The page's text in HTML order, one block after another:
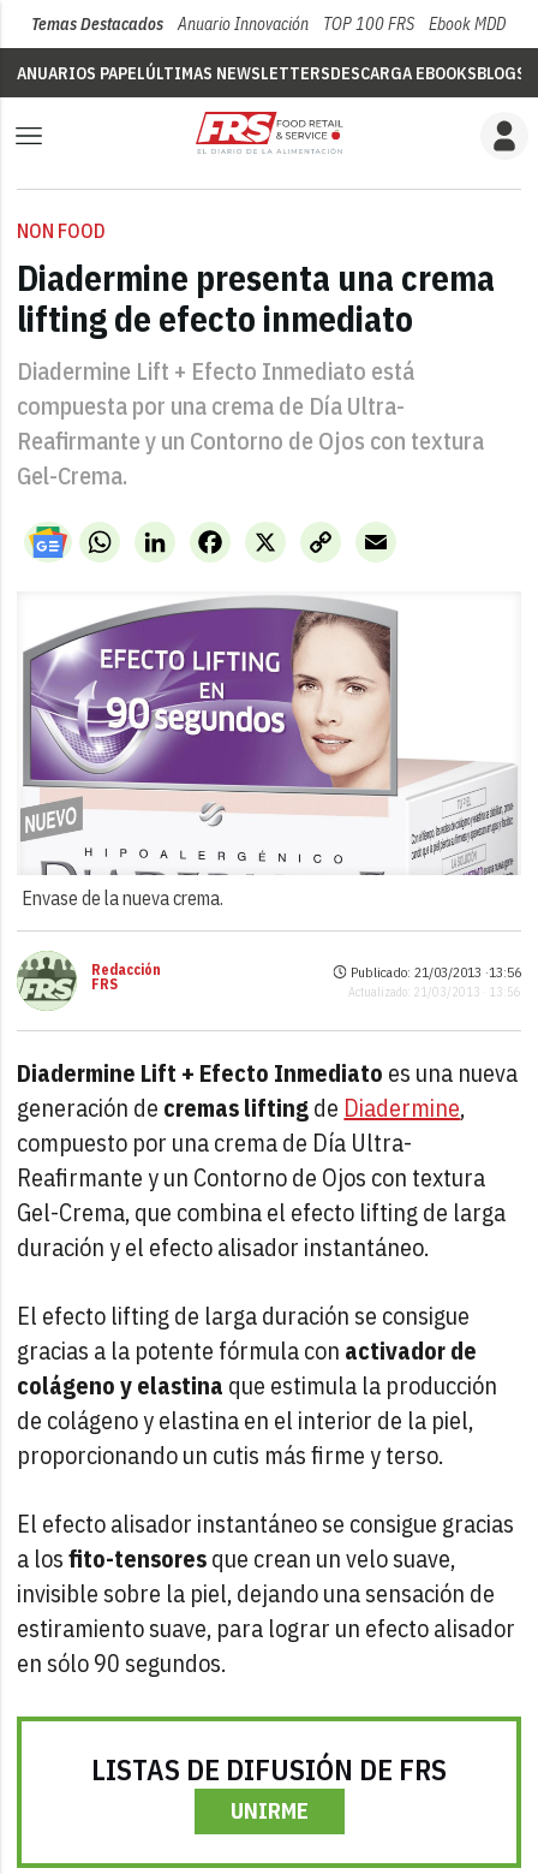
Temas Destacados Anuario Innovación TOP 100 FRS Ebook MDD
ANUARIOS PAPELÚLTIMAS NEWSLETTERSDESCARGA EBOOKSBLOGS
NON FOOD
Diadermine presenta una crema
lifting de efecto inmediato
Diadermine Lift + Efecto Inmediato está
compuesta por una crema de Día Ultra-
Reafirmante y un Contorno de Ojos con textura
Gel-Crema.
WhatsAppLinkedIn X
Facebook
Copy
Link
Email
Envase de la nueva crema.
Redacción
FRS
Publicado: 21/03/2013 ·13:56
Actualizado: 21/03/2013 · 13:56
Diadermine Lift + Efecto Inmediato es una nueva
generación de cremas liftingde Diadermine,
compuesto por una crema de Día Ultra-
Reafirmante y un Contorno de Ojos con textura
Gel-Crema, que combina el efecto lifting de larga
duración y el efecto alisador instantáneo.
El efecto lifting de larga duración se consigue
gracias a la potente fórmula con activador de
colágeno y elastina que estimula la producción
de colágeno y elastina en el interior de la piel,
proporcionando un cutis más firme y terso.
El efecto alisador instantáneo se consigue gracias
a losfito-tensoresque crean un velo suave,
invisible sobre la piel, dejando una sensación de
estiramiento suave, para lograr un efecto alisador
en sólo 90 segundos.
LISTAS DE DIFUSIÓN DE FRS
UNIRME